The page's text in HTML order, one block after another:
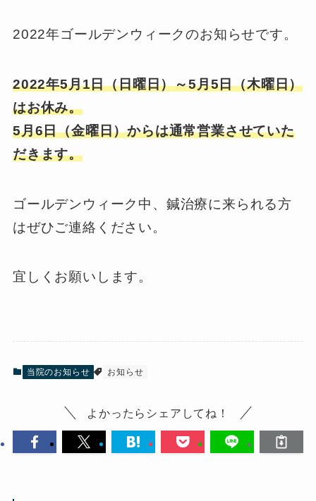
2022年ゴールデンウィークのお知らせです。
2022年5月1日（日曜日）～5月5日（木曜日）
はお休み。
5月6日（金曜日）からは通常営業させていた
だきます。
ゴールデンウィーク中、鍼治療に来られる方
はぜひご連絡ください。
宜しくお願いします。
当院のお知らせ お知らせ
よかったらシェアしてね！